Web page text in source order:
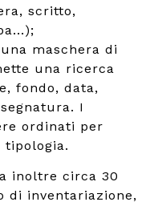
scritto,
maschera di
una ricerca
fondo, data,
I
ordinati per
tipologia.
inoltre circa 30
di inventariazione,